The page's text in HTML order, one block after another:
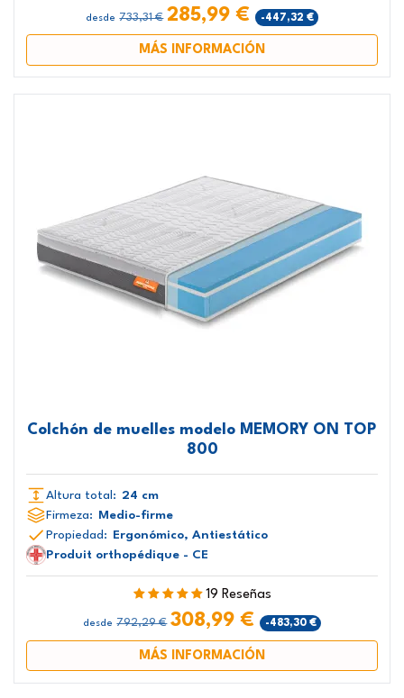
desde 733,31 € 285,99 € -447,32 €
MÁS INFORMACIÓN
Colchón de muelles modelo MEMORY ON TOP
800
Altura total: 24 cm
Firmeza:
Medio-firme
Propiedad:
Ergonómico, Antiestático
Produit orthopédique - CE
19 Reseñas
desde 792,29 € 308,99 € -483,30 €
MÁS INFORMACIÓN